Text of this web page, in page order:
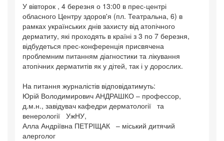
У вівторок , 4 березня о 13:00 в прес-центрі
обласного Центру здоров'я (пл. Театральна, 6) в
рамках українських днів захисту від атопічного
дерматиту, які проходять в країні з 3 по 7 березня,
відбудеться прес-конференція присвячена
проблемним питанням діагностики та лікування
атопічних дерматитів як у дітей, так і у дорослих.
На питання журналістів відповідатимуть:
Юрій Володимирович АНДРАШКО – профессор,
д.м.н., завідувач кафедри дерматології та
венерології УжНУ,
Алла Андріївна ПЕТРІЩАК – міський дитячий
алерголог